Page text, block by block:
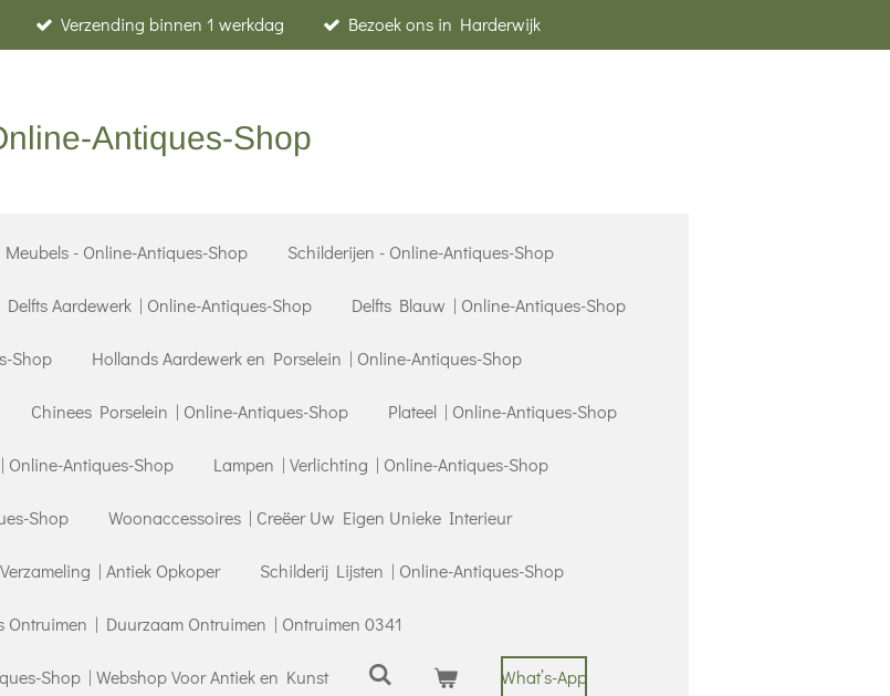
Verzending binnen 1 werkdag Bezoek ons in Harderwijk
Antiques-Shop
Meubels - Online-Antiques-Shop Schilderijen - Online-Antiques-Shop
Delfts Aardewerk | Online-Antiques-Shop Delfts Blauw | Online-Antiques-Shop
Shop Hollands Aardewerk en Porselein | Online-Antiques-Shop
Chinees Porselein | Online-Antiques-Shop Plateel | Online-Antiques-Shop
Antiques-Shop Lampen | Verlichting | Online-Antiques-Shop
Shop Woonaccessoires | Creëer Uw Eigen Unieke Interieur
| Antiek Opkoper Schilderij Lijsten | Online-Antiques-Shop
| Duurzaam Ontruimen | Ontruimen 0341
Shop | Webshop Voor Antiek en Kunst What’s-App